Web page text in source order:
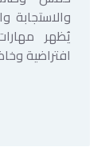
يُظهر
افتراضية